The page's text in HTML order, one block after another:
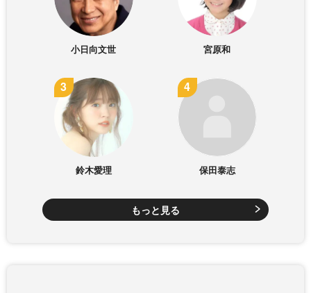
小日向文世 宮原和
鈴木愛理 保田泰志
もっと見る